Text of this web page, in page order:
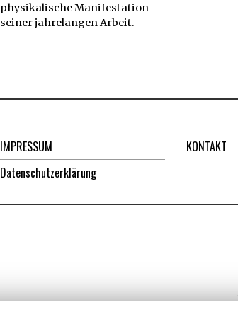
physikalische Manifestation
seiner jahrelangen Arbeit.
IMPRESSUM
Datenschutzerklärung
KONTAKT